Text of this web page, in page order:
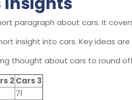
paragraph about cars. It
insight into cars. Key ideas
thought about cars to round
2Cars 3
71